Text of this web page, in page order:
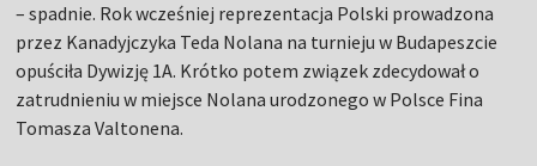
– spadnie. Rok wcześniej reprezentacja Polski prowadzona
przez Kanadyjczyka Teda Nolana na turnieju w Budapeszcie
opuściła Dywizję 1A. Krótko potem związek zdecydował o
zatrudnieniu w miejsce Nolana urodzonego w Polsce Fina
Tomasza Valtonena.